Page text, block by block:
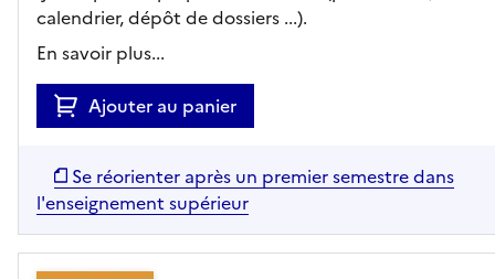
calendrier, dépôt de dossiers ...).
En savoir plus...
Ajouter au panier
Se réorienter après un premier semestre dans
l'enseignement supérieur